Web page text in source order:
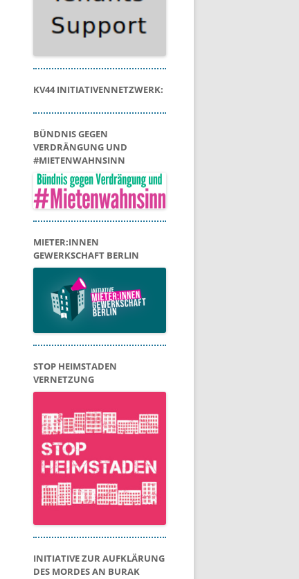
KV44 INITIATIVENNETZWERK:
BÜNDNIS GEGEN
VERDRÄNGUNG UND
#MIETENWAHNSINN
MIETER:INNEN
GEWERKSCHAFT BERLIN
STOP HEIMSTADEN
VERNETZUNG
INITIATIVE ZUR AUFKLÄRUNG
DES MORDES AN BURAK